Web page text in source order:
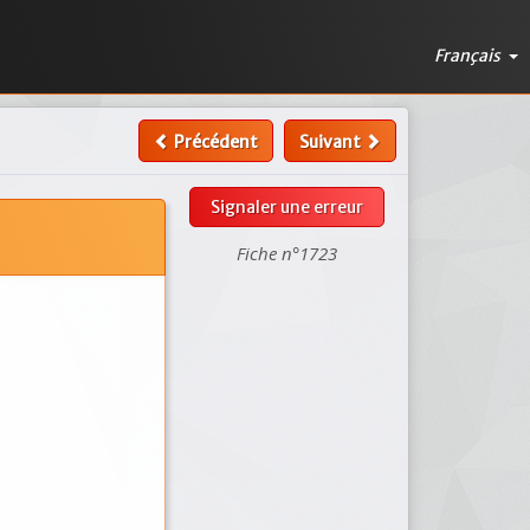
Français
Précédent Suivant
Signaler une erreur
Fiche n°1723